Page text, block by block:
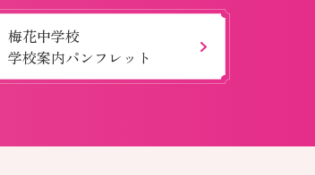
梅花中学校
学校案内パンフレット